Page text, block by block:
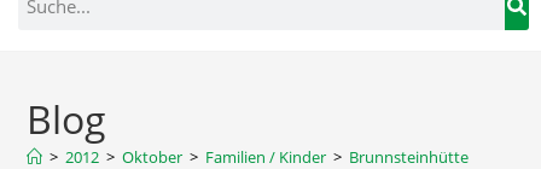
Blog
> 2012 > Oktober > Familien / Kinder > Brunnsteinhütte